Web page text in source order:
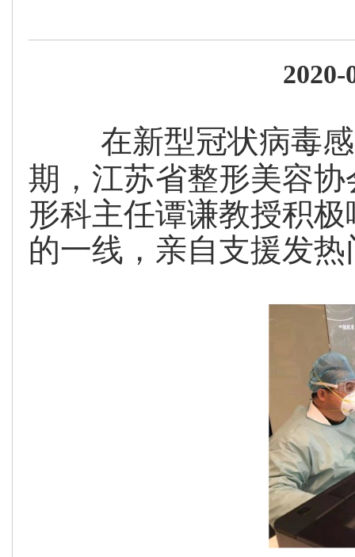
在新型冠状病毒
期，江苏省整形美容
形科主任谭谦教授积
的一线，亲自支援发热